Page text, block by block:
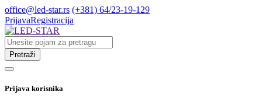
office@led-star.rs (+381) 64/23-19-129
PrijavaRegistracija
Pretraži
Prijava korisnika